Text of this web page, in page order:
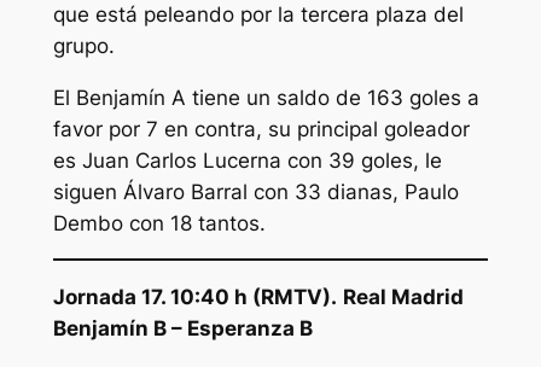
que está peleando por la tercera plaza del
grupo.
El Benjamín A tiene un saldo de 163 goles a
favor por 7 en contra, su principal goleador
es Juan Carlos Lucerna con 39 goles, le
siguen Álvaro Barral con 33 dianas, Paulo
Dembo con 18 tantos.
Jornada 17. 10:40 h (RMTV). Real Madrid
Benjamín B – Esperanza B